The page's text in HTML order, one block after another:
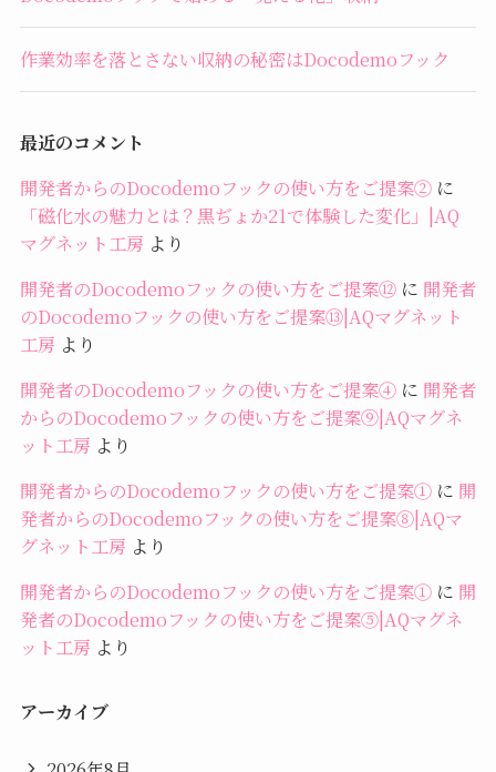
作業効率を落とさない収納の秘密はDocodemoフック
最近のコメント
開発者からのDocodemoフックの使い方をご提案②に
「磁化水の魅力とは？黒ぢょか21で体験した変化」|AQ
マグネット工房 より
開発者のDocodemoフックの使い方をご提案⑫に 開発者
のDocodemoフックの使い方をご提案⑬|AQマグネット
工房 より
開発者のDocodemoフックの使い方をご提案④に 開発者
からのDocodemoフックの使い方をご提案⑨|AQマグネ
ット工房 より
開発者からのDocodemoフックの使い方をご提案①に 開
発者からのDocodemoフックの使い方をご提案⑧|AQマ
グネット工房 より
開発者からのDocodemoフックの使い方をご提案①に 開
発者のDocodemoフックの使い方をご提案⑤|AQマグネ
ット工房 より
アーカイブ